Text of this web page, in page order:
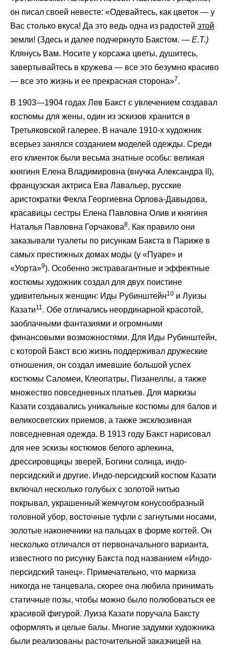
он писал своей невесте: «Одевайтесь, как цветок — у
Вас столько вкуса! Да это ведь одна из радостей этой
земли! (Здесь и далее подчеркнуто Бакстом. — Е.Т.)
Клянусь Вам. Носите у корсажа цветы, душитесь,
завертывайтесь в кружева — все это безумно красиво
— все это жизнь и ее прекрасная сторона»7.
В 1903—1904 годах Лев Бакст с увлечением создавал
костюмы для жены, один из эскизов хранится в
Третьяковской галерее. В начале 1910-х художник
всерьез занялся созданием моделей одежды. Среди
его клиенток были весьма знатные особы: великая
княгиня Елена Владимировна (внучка Александра II),
французская актриса Ева Лавальер, русские
аристократки Фекла Георгиевна Орлова-Давыдова,
красавицы сестры Елена Павловна Олив и княгиня
Наталья Павловна Горчакова8. Как правило они
заказывали туалеты по рисункам Бакста в Париже в
самых престижных домах моды (у «Пуаре» и
«Уорта»9). Особенно экстравагантные и эффектные
костюмы художник создал для двух поистине
удивительных женщин: Иды Рубинштейн10 и Луизы
Казати11 . Обе отличались неординарной красотой,
заоблачными фантазиями и огромными
финансовыми возможностями. Для Иды Рубинштейн,
с которой Бакст всю жизнь поддерживал дружеские
отношения, он создал имевшие большой успех
костюмы Саломеи, Клеопатры, Пизанеллы, а также
множество повседневных платьев. Для маркизы
Казати создавались уникальные костюмы для балов и
великосветских приемов, а также эксклюзивная
повседневная одежда. В 1913 году Бакст нарисовал
для нее эскизы костюмов белого арлекина,
дрессировщицы зверей, Богини солнца, индо-
персидский и другие. Индо-персидский костюм Казати
включал несколько голубых с золотой нитью
покрывал, украшенный жемчугом конусообразный
головной убор, восточные туфли с загнутыми носами,
золотые наконечники на пальцах в форме когтей. Он
несколько отличался от первоначального варианта,
известного по рисунку Бакста под названием «Индо-
персидский танец». Примечательно, что маркиза
никогда не танцевала, скорее она любила принимать
статичные позы, чтобы можно было полюбоваться ее
красивой фигурой. Луиза Казати поручала Баксту
оформлять и целые балы. Многие задумки художника
были реализованы расточительной заказчицей на